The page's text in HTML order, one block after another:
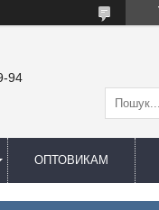
94
ОПТОВИКАМ